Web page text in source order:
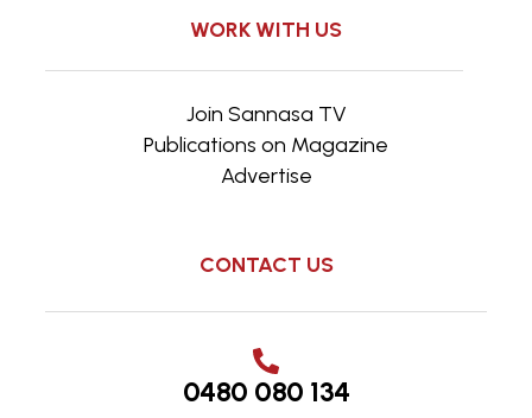
WORK WITH US
Join Sannasa TV
Publications on Magazine
Advertise
CONTACT US
0480 080 134